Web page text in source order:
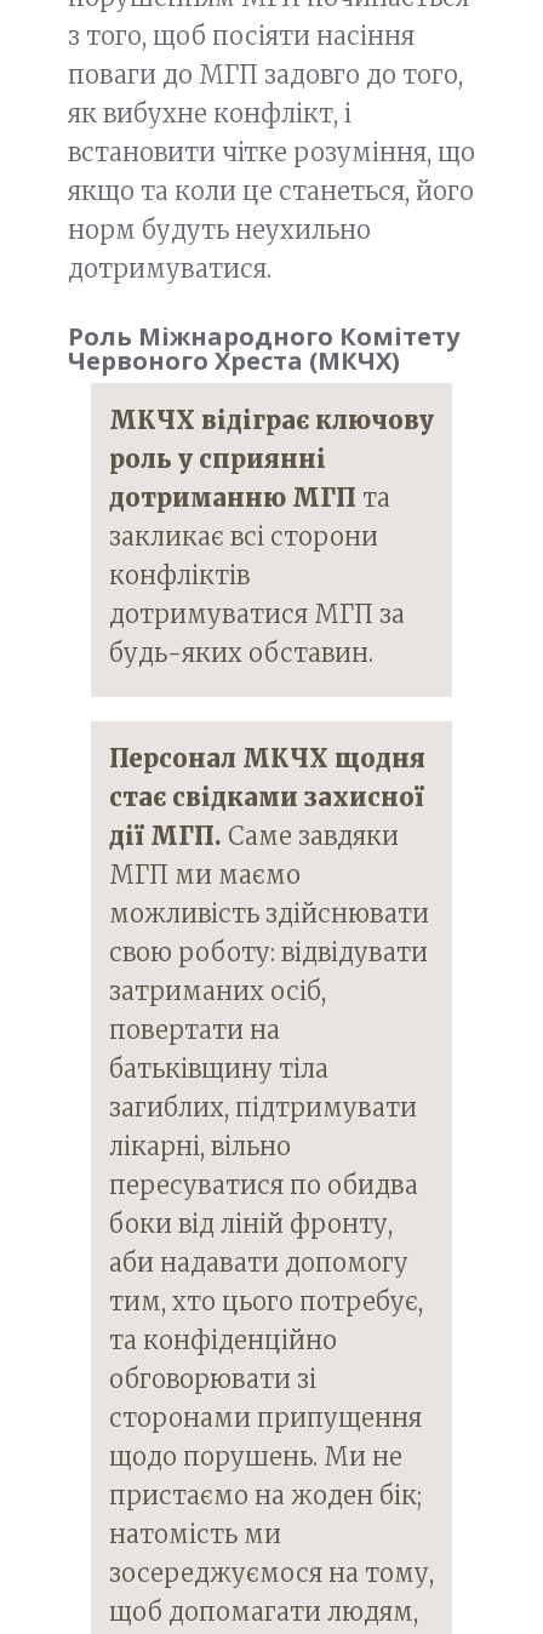
з того, щоб посіяти насіння
поваги до МГП задовго до того,
як вибухне конфлікт, і
встановити чітке розуміння, що
якщо та коли це станеться, його
норм будуть неухильно
дотримуватися.
Роль Міжнародного Комітету
Червоного Хреста (МКЧХ)
МКЧХ відіграє ключову
роль у сприянні
дотриманню МГП та
закликає всі сторони
конфліктів
дотримуватися МГП за
будь-яких обставин.
Персонал МКЧХ щодня
стає свідками захисної
дії МГП. Саме завдяки
МГП ми маємо
можливість здійснювати
свою роботу: відвідувати
затриманих осіб,
повертати на
батьківщину тіла
загиблих, підтримувати
лікарні, вільно
пересуватися по обидва
боки від ліній фронту,
аби надавати допомогу
тим, хто цього потребує,
та конфіденційно
обговорювати зі
сторонами припущення
щодо порушень. Ми не
пристаємо на жоден бік;
натомість ми
зосереджуємося на тому,
щоб допомагати людям,